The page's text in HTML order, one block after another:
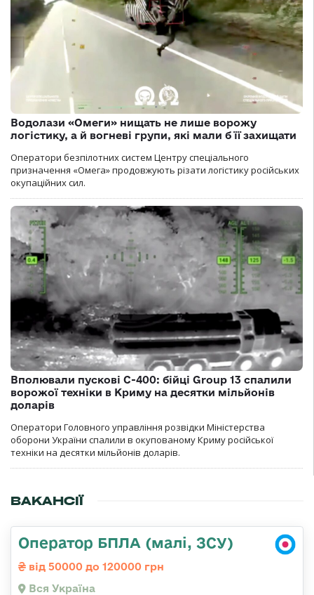
Водолази «Омеги» нищать не лише ворожу
логістику, а й вогневі групи, які мали б її захищати
Оператори безпілотних систем Центру спеціального
призначення «Омега» продовжують різати логістику російських
окупаційних сил.
Вполювали пускові С-400: бійці Group 13 спалили
ворожої техніки в Криму на десятки мільйонів
доларів
Оператори Головного управління розвідки Міністерства
оборони України спалили в окупованому Криму російської
техніки на десятки мільйонів доларів.
ВАКАНСІЇ
Оператор БПЛА (малі, ЗСУ)
від 50000 до 120000 грн
Вся Україна